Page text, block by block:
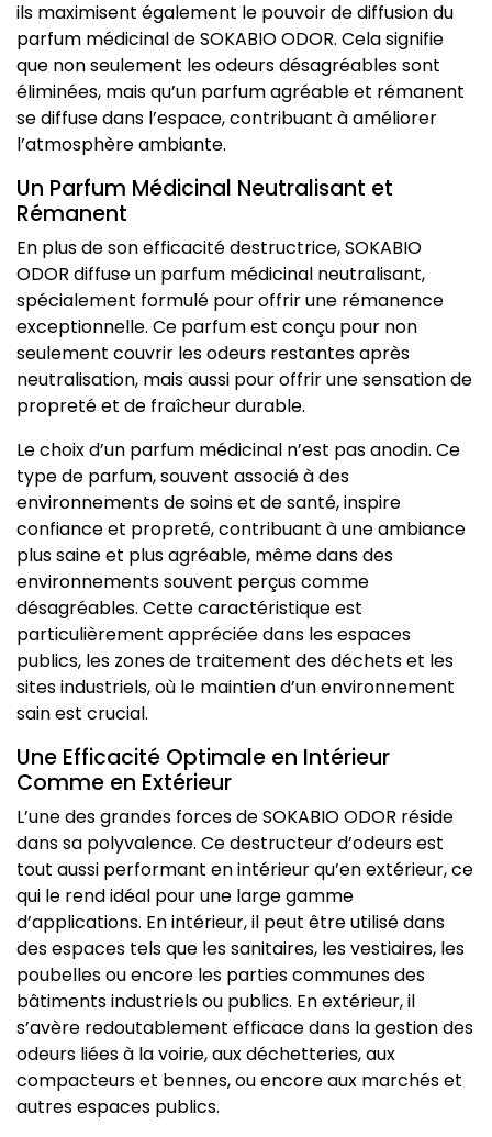
ils maximisent également le pouvoir de diffusion du
parfum médicinal de SOKABIO ODOR. Cela signifie
que non seulement les odeurs désagréables sont
éliminées, mais qu’un parfum agréable et rémanent
se diffuse dans l’espace, contribuant à améliorer
l’atmosphère ambiante.
Un Parfum Médicinal Neutralisant et
Rémanent
En plus de son efficacité destructrice, SOKABIO
ODOR diffuse un parfum médicinal neutralisant,
spécialement formulé pour offrir une rémanence
exceptionnelle. Ce parfum est conçu pour non
seulement couvrir les odeurs restantes après
neutralisation, mais aussi pour offrir une sensation de
propreté et de fraîcheur durable.
Le choix d’un parfum médicinal n’est pas anodin. Ce
type de parfum, souvent associé à des
environnements de soins et de santé, inspire
confiance et propreté, contribuant à une ambiance
plus saine et plus agréable, même dans des
environnements souvent perçus comme
désagréables. Cette caractéristique est
particulièrement appréciée dans les espaces
publics, les zones de traitement des déchets et les
sites industriels, où le maintien d’un environnement
sain est crucial.
Une Efficacité Optimale en Intérieur
Comme en Extérieur
L’une des grandes forces de SOKABIO ODOR réside
dans sa polyvalence. Ce destructeur d’odeurs est
tout aussi performant en intérieur qu’en extérieur, ce
qui le rend idéal pour une large gamme
d’applications. En intérieur, il peut être utilisé dans
des espaces tels que les sanitaires, les vestiaires, les
poubelles ou encore les parties communes des
bâtiments industriels ou publics. En extérieur, il
s’avère redoutablement efficace dans la gestion des
odeurs liées à la voirie, aux déchetteries, aux
compacteurs et bennes, ou encore aux marchés et
autres espaces publics.